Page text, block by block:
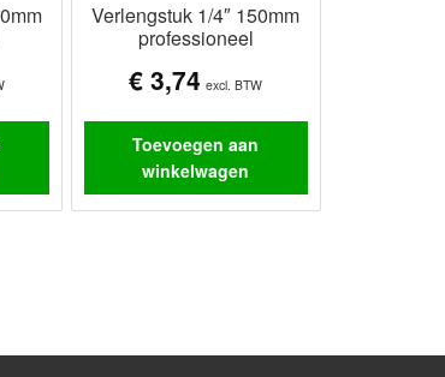
Verlengstuk 1/4″ 150mm
professioneel
€ 3,74 excl. BTW
Toevoegen aan
winkelwagen